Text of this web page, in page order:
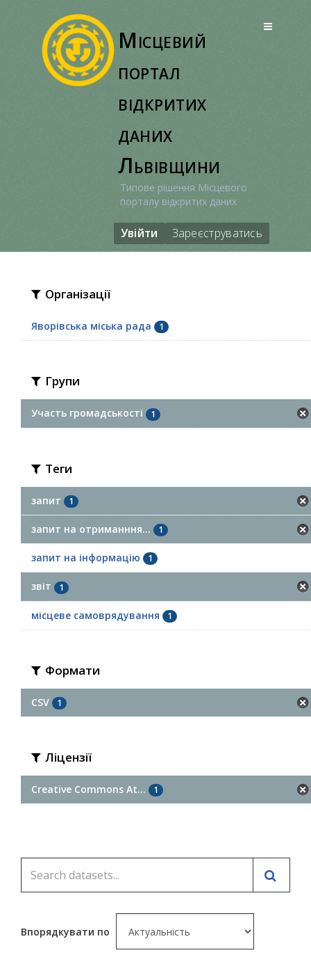
Місцевий
портал
відкритих
даних
Львівщини
Типове рішення Місцевого
порталу відкритих даних
Увійти Зареєструватись
Організації
Яворівська міська рада 1
Групи
Участь громадськості 1
Теги
запит 1
запит на отриманння... 1
запит на інформацію 1
звіт 1
місцеве самоврядування 1
Формати
CSV 1
Ліцензії
Creative Commons At... 1
Впорядкувати по